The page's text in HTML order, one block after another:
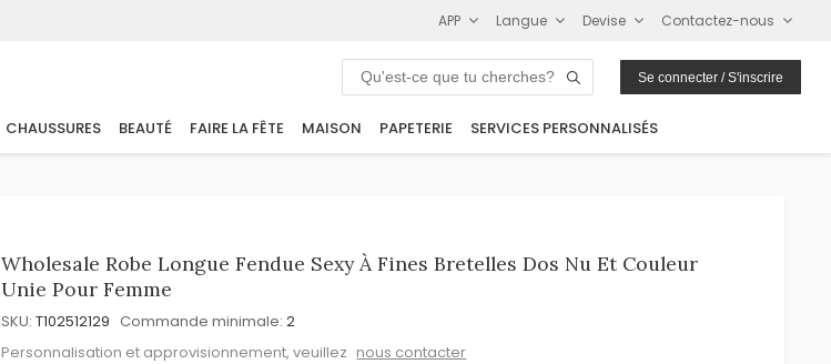
APP Langue Devise Contactez-nous
Se connecter / S'inscrire
CHAUSSURES BEAUTÉ FAIRE LA FÊTE MAISON PAPETERIE SERVICES PERSONNALISÉS
Wholesale Robe Longue Fendue Sexy À Fines Bretelles Dos Nu Et Couleur
Unie Pour Femme
SKU: T102512129 Commande minimale: 2
Personnalisation et approvisionnement, veuillez nous contacter